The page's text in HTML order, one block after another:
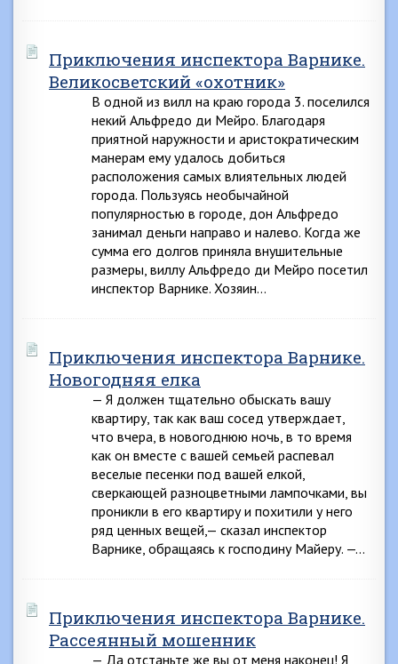
Приключения инспектора Варнике.
Великосветский «охотник»
В одной из вилл на краю города 3. поселился
некий Альфредо ди Мейро. Благодаря
приятной наружности и аристократическим
манерам ему удалось добиться
расположения самых влиятельных людей
города. Пользуясь необычайной
популярностью в городе, дон Альфредо
занимал деньги направо и налево. Когда же
сумма его долгов приняла внушительные
размеры, виллу Альфредо ди Мейро посетил
инспектор Варнике. Хозяин…
Приключения инспектора Варнике.
Новогодняя елка
— Я должен тщательно обыскать вашу
квартиру, так как ваш сосед утверждает,
что вчера, в новогоднюю ночь, в то время
как он вместе с вашей семьей распевал
веселые песенки под вашей елкой,
сверкающей разноцветными лампочками, вы
проникли в его квартиру и похитили у него
ряд ценных вещей,— сказал инспектор
Варнике, обращаясь к господину Майеру. —…
Приключения инспектора Варнике.
Рассеянный мошенник
— Да отстаньте же вы от меня наконец! Я